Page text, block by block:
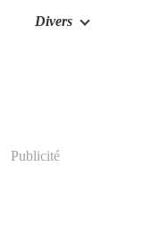
Divers
Publicité